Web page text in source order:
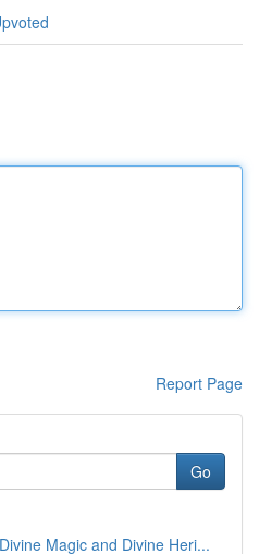
Report Page
Go
Magic and Divine Heri...